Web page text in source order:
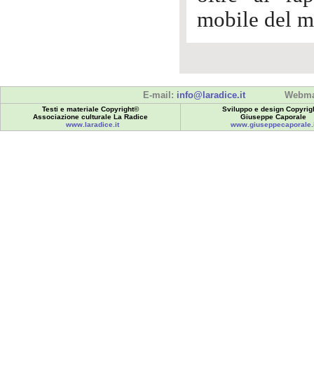
mobile del
E-mail: info@laradice.it
Testi e materiale Copyright©
Associazione culturale La Radice
www.laradice.it
Sviluppo e design
Giuseppe Caporale